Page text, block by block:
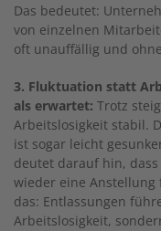
Das bedeutet:
von einzelnen
oft unauffällig und
3. Fluktuation statt
als erwartet: Trotz
Arbeitslosigkeit stabil.
ist sogar leicht
deutet darauf hin,
wieder eine
das: Entlassungen
Arbeitslosigkeit,